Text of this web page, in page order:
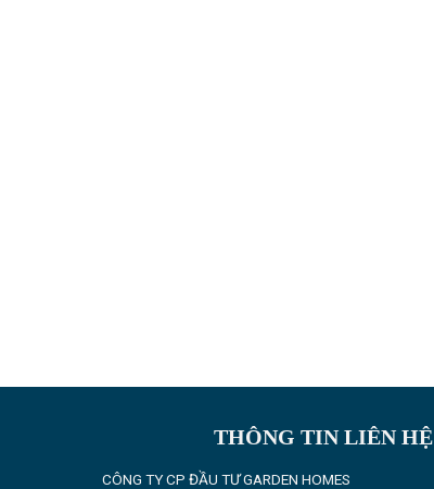
THÔNG TIN LIÊN HỆ
CÔNG TY CP ĐẦU TƯ GARDEN HOMES